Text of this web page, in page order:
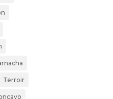
Terroir